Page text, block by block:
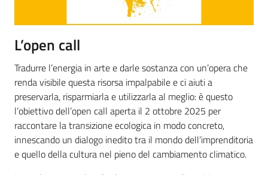
L’open call
Tradurre l’energia in arte e darle sostanza con un’opera che
renda visibile questa risorsa impalpabile e ci aiuti a
preservarla, risparmiarla e utilizzarla al meglio: è questo
l’obiettivo dell’open call aperta il 2 ottobre 2025 per
raccontare la transizione ecologica in modo concreto,
innescando un dialogo inedito tra il mondo dell’imprenditoria
e quello della cultura nel pieno del cambiamento climatico.